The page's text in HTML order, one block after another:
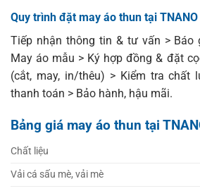
Quy trình đặt may áo thun tại TNANO
Tiếp nhận thông tin & tư vấn > Báo
May áo mẫu > Ký hợp đồng & đặt
(cắt, may, in/thêu) > Kiểm tra chất
thanh toán > Bảo hành, hậu mãi.
Bảng giá may áo thun tại
Chất liệu
Vải cá sấu mè, vải mè